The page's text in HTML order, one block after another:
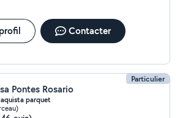
Contacter
Particulier
Pontes Rosario
parquet